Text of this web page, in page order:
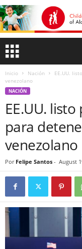
Inicio Nación
EE.UU.
venezolano
NACIÓN
EE.UU.
para
venezolano
Por Felipe Santos - August